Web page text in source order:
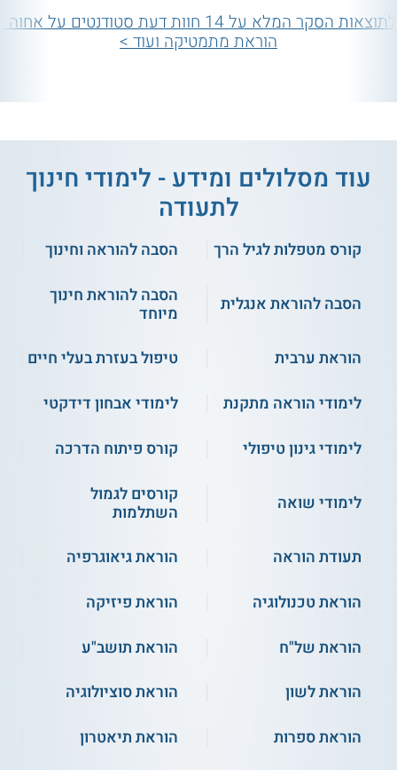
לתוצאות הסקר המלא על 14 חוות דעת סטודנטים על אחוה -
הוראת מתמטיקה ועוד >
עוד מסלולים ומידע - לימודי חינוך
לתעודה
קורס מטפלות לגיל הרך הסבה להוראה וחינוך
הסבה להוראת אנגלית
הסבה להוראת חינוך
מיוחד
הוראת ערבית
טיפול בעזרת בעלי חיים
לימודי הוראה מתקנת
לימודי אבחון דידקטי
לימודי גינון טיפולי
קורס פיתוח הדרכה
לימודי שואה
קורסים לגמול
השתלמות
תעודת הוראה
הוראת גיאוגרפיה
הוראת טכנולוגיה
הוראת פיזיקה
הוראת של"ח
הוראת תושב"ע
הוראת לשון
הוראת סוציולוגיה
הוראת ספרות
הוראת תיאטרון